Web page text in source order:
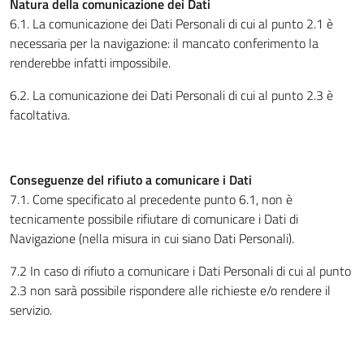
Natura della comunicazione dei Dati
6.1. La comunicazione dei Dati Personali di cui al punto 2.1 è
necessaria per la navigazione: il mancato conferimento la
renderebbe infatti impossibile.
6.2. La comunicazione dei Dati Personali di cui al punto 2.3 è
facoltativa.
Conseguenze del rifiuto a comunicare i Dati
7.1. Come specificato al precedente punto 6.1, non è
tecnicamente possibile rifiutare di comunicare i Dati di
Navigazione (nella misura in cui siano Dati Personali).
7.2 In caso di rifiuto a comunicare i Dati Personali di cui al punto
2.3 non sarà possibile rispondere alle richieste e/o rendere il
servizio.